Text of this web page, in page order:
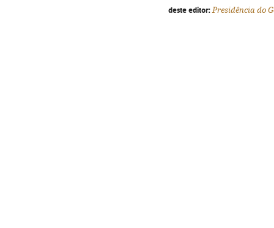
deste editor: Presidência do